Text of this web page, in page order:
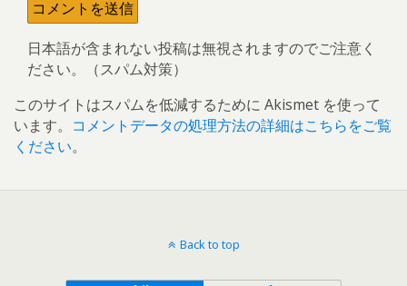
日本語が含まれない投稿は無視されますのでご注意く
ださい。（スパム対策）
このサイトはスパムを低減するために Akismet を使って
います。 コメントデータの処理方法の詳細はこちらをご覧
ください。
Back to top